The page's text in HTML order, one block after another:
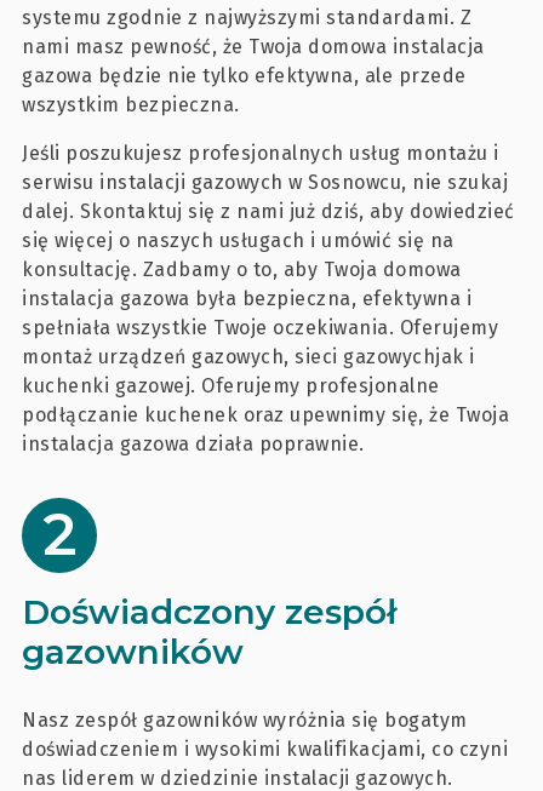
systemu zgodnie z najwyższymi standardami. Z
nami masz pewność, że Twoja domowa instalacja
gazowa będzie nie tylko efektywna, ale przede
wszystkim bezpieczna.
Jeśli poszukujesz profesjonalnych usług montażu i
serwisu instalacji gazowych w Sosnowcu, nie szukaj
dalej. Skontaktuj się z nami już dziś, aby dowiedzieć
się więcej o naszych usługach i umówić się na
konsultację. Zadbamy o to, aby Twoja domowa
instalacja gazowa była bezpieczna, efektywna i
spełniała wszystkie Twoje oczekiwania. Oferujemy
montaż urządzeń gazowych, sieci gazowychjak i
kuchenki gazowej. Oferujemy profesjonalne
podłączanie kuchenek oraz upewnimy się, że Twoja
instalacja gazowa działa poprawnie.
Doświadczony zespół
gazowników
Nasz zespół gazowników wyróżnia się bogatym
doświadczeniem i wysokimi kwalifikacjami, co czyni
nas liderem w dziedzinie instalacji gazowych.